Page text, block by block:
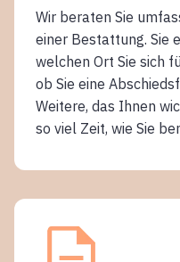
Wir beraten Sie
einer Bestattung. Sie
welchen Ort Sie sich
ob Sie eine
Weitere, das Ihnen
so viel Zeit, wie Sie